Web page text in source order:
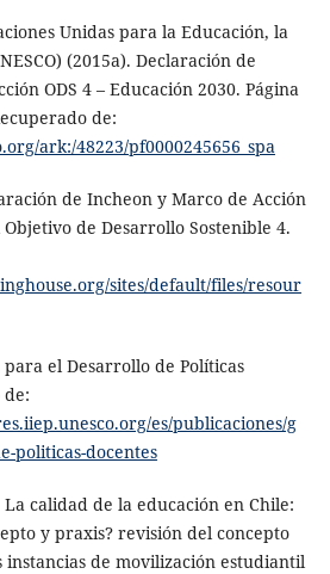
Unidas para la Educación, la
(2015a). Declaración de
ODS 4 – Educación 2030. Página
de:
ark:/48223/pf0000245656_spa
de Incheon y Marco de Acción
de Desarrollo Sostenible 4.
sites/default/files/resour
para el Desarrollo de Políticas
de:
es/publicaciones/g
politicas-docentes
calidad de la educación en Chile:
y praxis? revisión del concepto
de movilización estudiantil